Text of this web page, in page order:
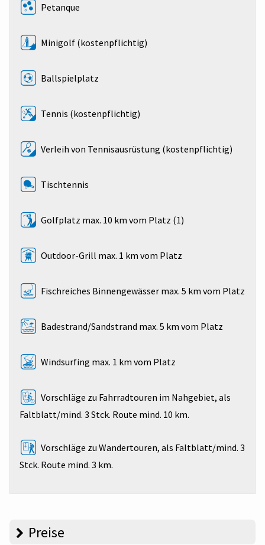
Petanque
Minigolf (kostenpflichtig)
Ballspielplatz
Tennis (kostenpflichtig)
Verleih von Tennisausrüstung (kostenpflichtig)
Tischtennis
Golfplatz max. 10 km vom Platz (1)
Outdoor-Grill max. 1 km vom Platz
Fischreiches Binnengewässer max. 5 km vom Platz
Badestrand/Sandstrand max. 5 km vom Platz
Windsurfing max. 1 km vom Platz
Vorschläge zu Fahrradtouren im Nahgebiet, als
Faltblatt/mind. 3 Stck. Route mind. 10 km.
Vorschläge zu Wandertouren, als Faltblatt/mind. 3
Stck. Route mind. 3 km.
Preise